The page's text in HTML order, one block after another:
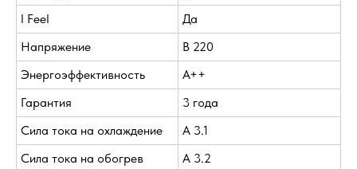
I Feel
Да
Напряжение
В 220
Энергоэффективность
A++
Гарантия
3 года
Сила тока на охлаждение
А 3.1
Сила тока на обогрев
А 3.2